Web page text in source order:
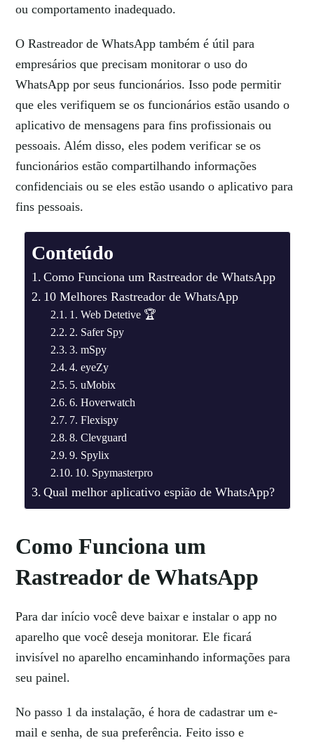
ou comportamento inadequado.
O Rastreador de WhatsApp também é útil para
empresários que precisam monitorar o uso do
WhatsApp por seus funcionários. Isso pode permitir
que eles verifiquem se os funcionários estão usando o
aplicativo de mensagens para fins profissionais ou
pessoais. Além disso, eles podem verificar se os
funcionários estão compartilhando informações
confidenciais ou se eles estão usando o aplicativo para
fins pessoais.
Conteúdo
Como Funciona um Rastreador de WhatsApp
10 Melhores Rastreador de WhatsApp
1. Web Detetive 🏆
2. Safer Spy
3. mSpy
4. eyeZy
5. uMobix
6. Hoverwatch
7. Flexispy
8. Clevguard
9. Spylix
10. Spymasterpro
Qual melhor aplicativo espião de WhatsApp?
Como Funciona um
Rastreador de WhatsApp
Para dar início você deve baixar e instalar o app no
aparelho que você deseja monitorar. Ele ficará
invisível no aparelho encaminhando informações para
seu painel.
No passo 1 da instalação, é hora de cadastrar um e-
mail e senha, de sua preferência. Feito isso e